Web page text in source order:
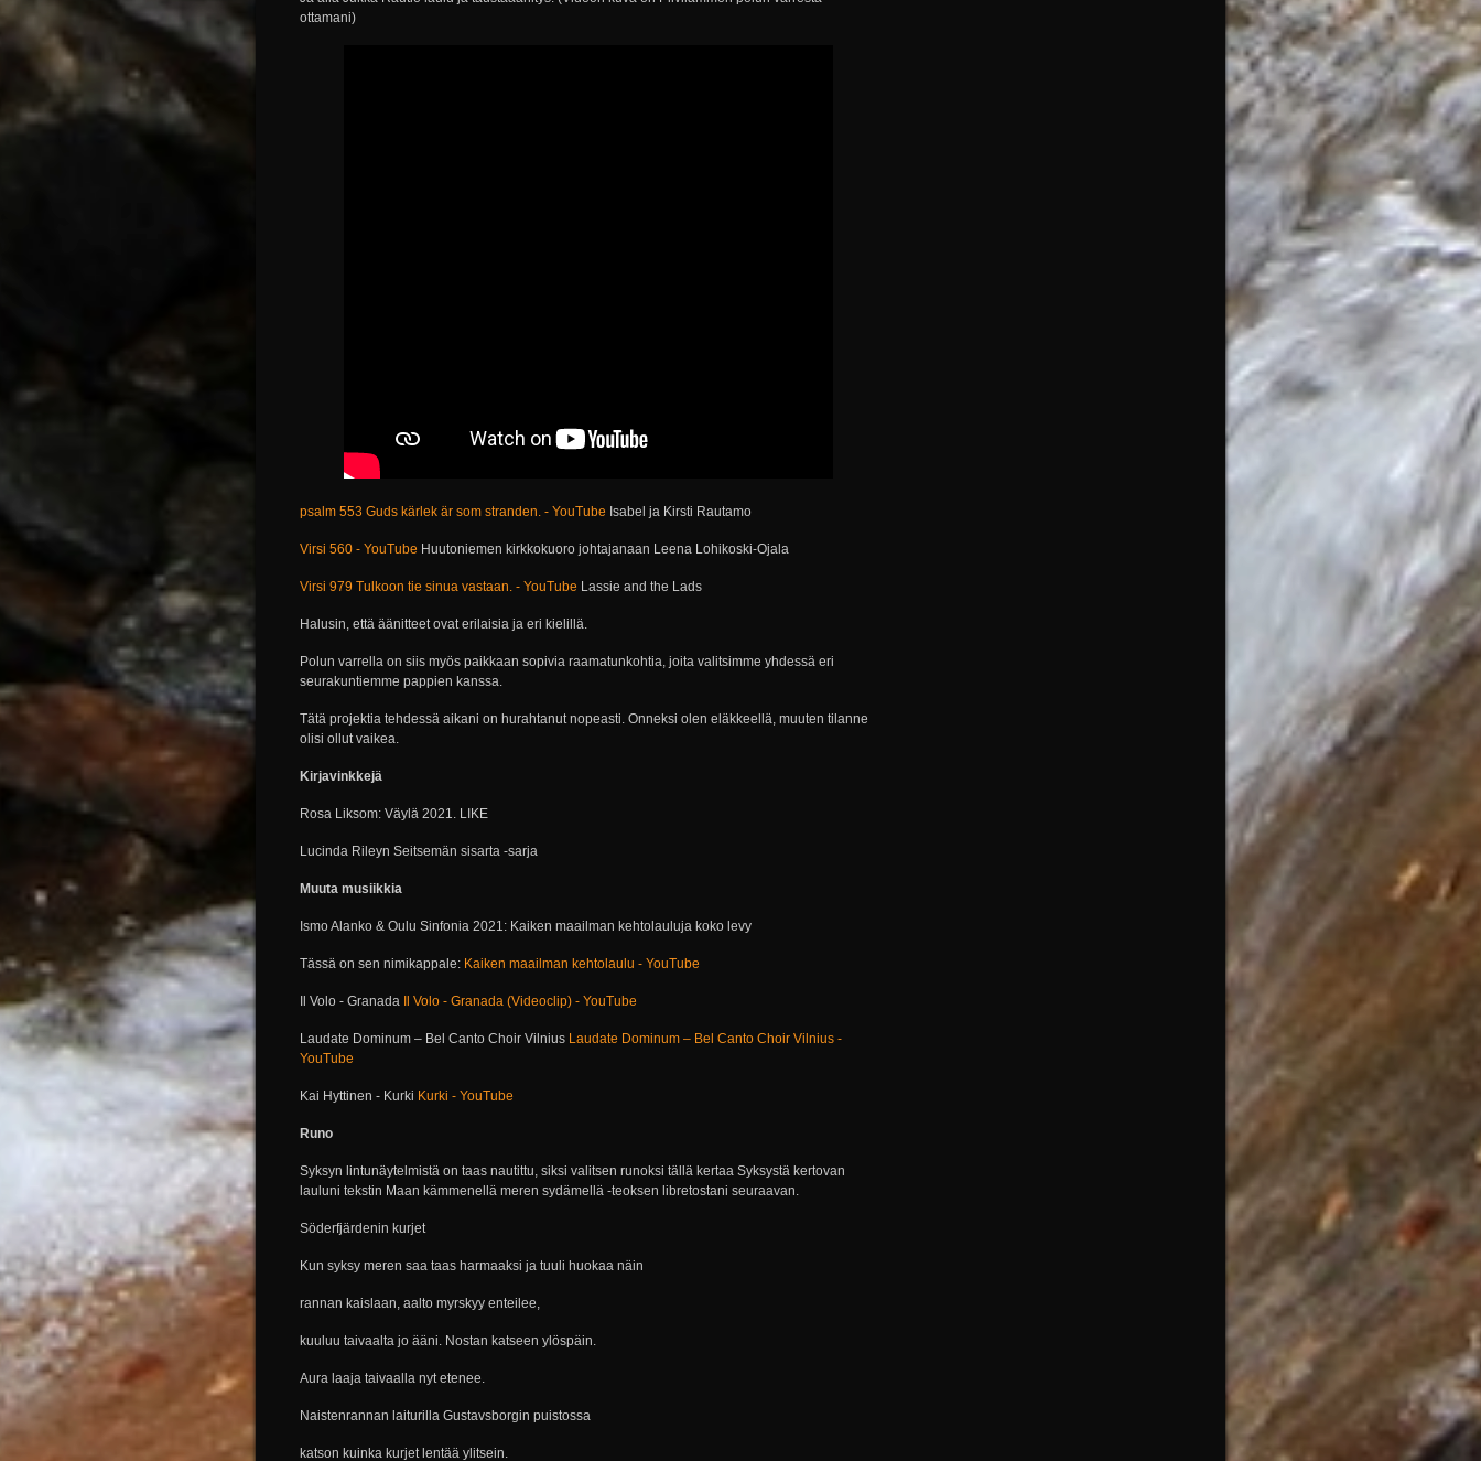
ottamani)
psalm 553 Guds kärlek är som stranden. - YouTube Isabel ja Kirsti Rautamo
Virsi 560 - YouTube Huutoniemen kirkkokuoro johtajanaan Leena Lohikoski-Ojala
Virsi 979 Tulkoon tie sinua vastaan. - YouTube Lassie and the Lads
Halusin, että äänitteet ovat erilaisia ja eri kielillä.
Polun varrella on siis myös paikkaan sopivia raamatunkohtia, joita valitsimme yhdessä eri
seurakuntiemme pappien kanssa.
Tätä projektia tehdessä aikani on hurahtanut nopeasti. Onneksi olen eläkkeellä, muuten tilanne
olisi ollut vaikea.
Kirjavinkkejä
Rosa Liksom: Väylä 2021. LIKE
Lucinda Rileyn Seitsemän sisarta -sarja
Muuta musiikkia
Ismo Alanko & Oulu Sinfonia 2021: Kaiken maailman kehtolauluja koko levy
Tässä on sen nimikappale: Kaiken maailman kehtolaulu - YouTube
Il Volo - Granada Il Volo - Granada (Videoclip) - YouTube
Laudate Dominum – Bel Canto Choir Vilnius Laudate Dominum – Bel Canto Choir Vilnius -
YouTube
Kai Hyttinen - Kurki Kurki - YouTube
Runo
Syksyn lintunäytelmistä on taas nautittu, siksi valitsen runoksi tällä kertaa Syksystä kertovan
lauluni tekstin Maan kämmenellä meren sydämellä -teoksen libretostani seuraavan.
Söderfjärdenin kurjet
Kun syksy meren saa taas harmaaksi ja tuuli huokaa näin
rannan kaislaan, aalto myrskyy enteilee,
kuuluu taivaalta jo ääni. Nostan katseen ylöspäin.
Aura laaja taivaalla nyt etenee.
Naistenrannan laiturilla Gustavsborgin puistossa
katson kuinka kurjet lentää ylitsein.